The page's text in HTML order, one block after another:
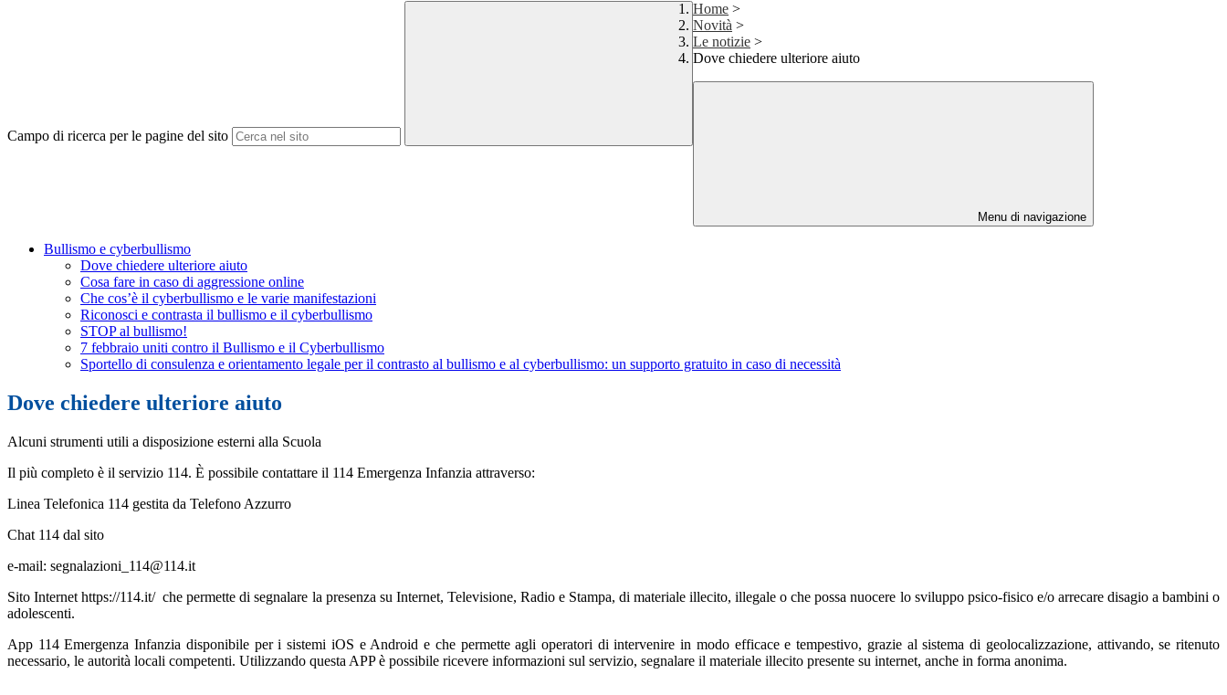
Campo di ricerca per le pagine del sito
Home >
Novità >
Le notizie >
Dove chiedere ulteriore aiuto
Menu di navigazione
Bullismo e cyberbullismo
Dove chiedere ulteriore aiuto
Cosa fare in caso di aggressione online
Che cos’è il cyberbullismo e le varie manifestazioni
Riconosci e contrasta il bullismo e il cyberbullismo
STOP al bullismo!
7 febbraio uniti contro il Bullismo e il Cyberbullismo
Sportello di consulenza e orientamento legale per il contrasto al bullismo e al cyberbullismo: un supporto gratuito in caso di necessità
Dove chiedere ulteriore aiuto
Alcuni strumenti utili a disposizione esterni alla Scuola
Il più completo è il servizio 114. È possibile contattare il 114 Emergenza Infanzia attraverso:
Linea Telefonica 114 gestita da Telefono Azzurro
Chat 114 dal sito
e-mail: segnalazioni_114@114.it
Sito Internet https://114.it/ che permette di segnalare la presenza su Internet, Televisione, Radio e Stampa, di materiale illecito, illegale o che possa nuocere lo sviluppo psico-fisico e/o arrecare disagio a bambini o
adolescenti.
App 114 Emergenza Infanzia disponibile per i sistemi iOS e Android e che permette agli operatori di intervenire in modo efficace e tempestivo, grazie al sistema di geolocalizzazione, attivando, se ritenuto
necessario, le autorità locali competenti. Utilizzando questa APP è possibile ricevere informazioni sul servizio, segnalare il materiale illecito presente su internet, anche in forma anonima.